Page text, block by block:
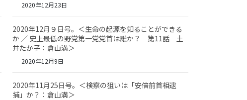
2020年12月23日
2020年12月９日号。＜生命の起源を知ることができる
か ／ 史上最低の野党第一党党首は誰か？ 第11話 土
井たか子：倉山満＞
2020年12月9日
2020年11月25日号。＜検察の狙いは「安倍前首相逮
捕」か？：倉山満＞